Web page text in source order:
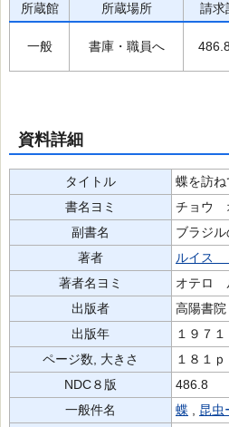
所蔵館 所蔵場所 請求
一般 書庫・職員へ
資料詳細
タイトル
蝶を訪ね
書名ヨミ
チョウ
副書名
ブラジ
著者
ルイス
著者名ヨミ
オテロ
出版者
高陽書院
出版年
１９７１
ページ数, 大きさ
１８１
NDC８版
486.8
一般件名
蝶
昆虫